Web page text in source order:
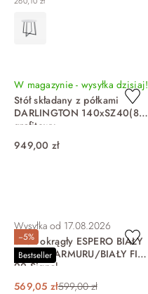
W magazynie - wysyłka dzisiaj!
Stół składany z półkami
DARLINGTON 140xSZ40(80)
grafitowy
949,00 zł
−5%
Bestseller
Wysyłka od 17.08.2026
STÓŁ okrągły ESPERO BIAŁY
EFEKT MARMURU/BIAŁY FI
90 Signal
569,05 zł599,00 zł